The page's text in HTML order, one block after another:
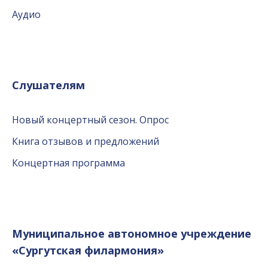
Аудио
Слушателям
Новый концертный сезон. Опрос
Книга отзывов и предложений
Концертная программа
Муниципальное автономное учреждение
«Сургутская филармония»